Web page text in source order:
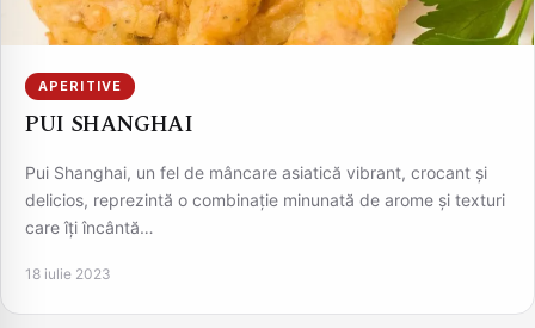
APERITIVE
PUI SHANGHAI
Pui Shanghai, un fel de mâncare asiatică vibrant, crocant și
delicios, reprezintă o combinație minunată de arome și texturi
care îți încântă…
18 iulie 2023